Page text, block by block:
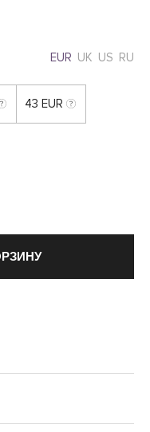
EUR UK US RU
43 EUR